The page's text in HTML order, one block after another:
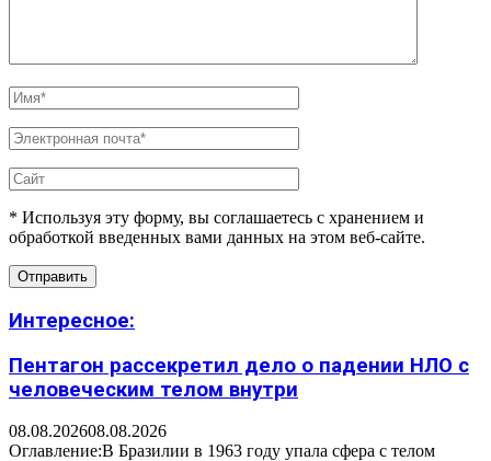
* Используя эту форму, вы соглашаетесь с хранением и
обработкой введенных вами данных на этом веб-сайте.
Интересное:
Пентагон рассекретил дело о падении НЛО с
человеческим телом внутри
08.08.202608.08.2026
Оглавление:В Бразилии в 1963 году упала сфера с телом